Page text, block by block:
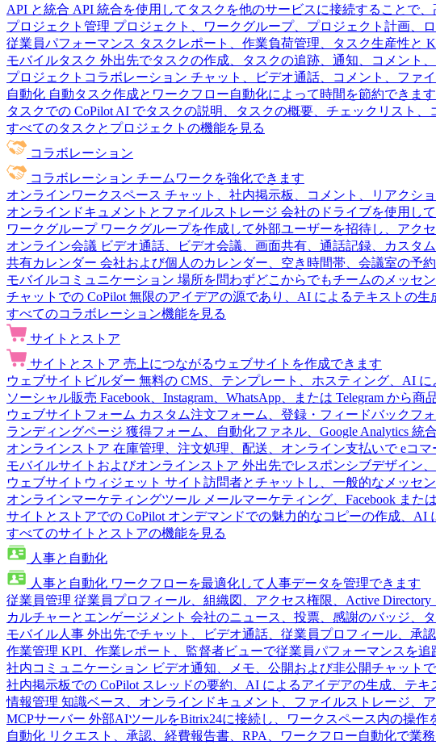
API と統合 API 統合を使用してタスクを他のサービスに接続することで
プロジェクト管理 プロジェクト、ワークグループ、プロジェクト計画、
従業員パフォーマンス タスクレポート、作業負荷管理、タスク生産性と
モバイルタスク 外出先でタスクの作成、タスクの追跡、通知、コメント
プロジェクトコラボレーション チャット、ビデオ通話、コメント、ファ
自動化 自動タスク作成とワークフロー自動化によって時間を節約できます
タスクでの CoPilot AI でタスクの説明、タスクの概要、チェックリスト、
すべてのタスクとプロジェクトの機能を見る
コラボレーション
コラボレーション チームワークを強化できます
オンラインワークスペース チャット、社内掲示板、コメント、リアクシ
オンラインドキュメントとファイルストレージ 会社のドライブを使用し
ワークグループ ワークグループを作成して外部ユーザーを招待し、アク
オンライン会議 ビデオ通話、ビデオ会議、画面共有、通話記録、カスタ
共有カレンダー 会社および個人のカレンダー、空き時間帯、会議室の予
モバイルコミュニケーション 場所を問わずどこからでもチームのメッセ
チャットでの CoPilot 無限のアイデアの源であり、AI によるテキストの
すべてのコラボレーション機能を見る
サイトとストア
サイトとストア 売上につながるウェブサイトを作成できます
ウェブサイトビルダー 無料の CMS、テンプレート、ホスティング、AI
ソーシャル販売 Facebook、Instagram、WhatsApp、または Telegram から
ウェブサイトフォーム カスタム注文フォーム、登録・フィードバックフ
ランディングページ 獲得フォーム、自動化ファネル、Google Analytics 統
オンラインストア 在庫管理、注文処理、配送、オンライン支払いで eコ
モバイルサイトおよびオンラインストア 外出先でレスポンシブデザイン
ウェブサイトウィジェット サイト訪問者とチャットし、一般的なメッセ
オンラインマーケティングツール メールマーケティング、Facebook ま
サイトとストアでの CoPilot オンデマンドでの魅力的なコピーの作成、AI
すべてのサイトとストアの機能を見る
人事と自動化
人事と自動化 ワークフローを最適化して人事データを管理できます
従業員管理 従業員プロフィール、組織図、アクセス権限、Active Directory
カルチャーとエンゲージメント 会社のニュース、投票、感謝のバッジ、
モバイル人事 外出先でチャット、ビデオ通話、従業員プロフィール、承
作業管理 KPI、作業レポート、監督者ビューで従業員パフォーマンスを追
社内コミュニケーション ビデオ通知、メモ、公開および非公開チャット
社内掲示板での CoPilot スレッドの要約、AI によるアイデアの生成、テ
情報管理 知識ベース、オンラインドキュメント、ファイルストレージ、
MCPサーバー 外部AIツールをBitrix24に接続し、ワークスペース内の操作
自動化 リクエスト、承認、経費報告書、RPA、ワークフロー自動化で業